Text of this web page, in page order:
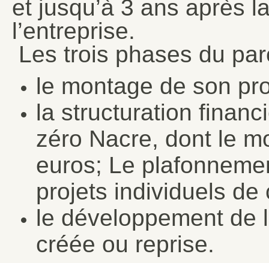
et jusqu’à 3 ans après
l’entreprise.
Les trois phases du
le montage de son
la structuration
zéro Nacre, dont le
euros; Le
projets individuels
le développement de
créée ou reprise.